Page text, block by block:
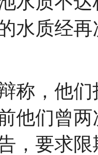
水质经
称，他
他们曾
，要求